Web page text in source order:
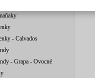
- Calvados
- Grapa - Ovocné